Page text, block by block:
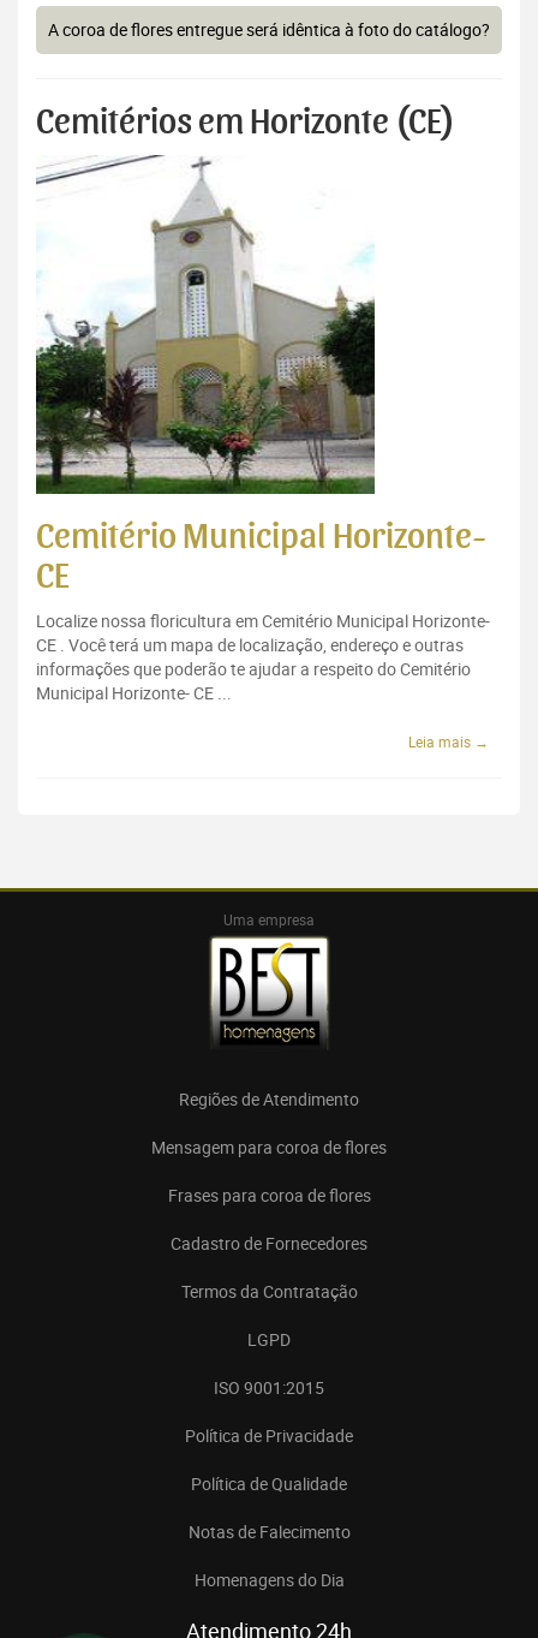
A coroa de flores entregue será idêntica à foto do catálogo?
Cemitérios em Horizonte (CE)
Cemitério Municipal Horizonte-
CE
Localize nossa floricultura em Cemitério Municipal Horizonte-
CE . Você terá um mapa de localização, endereço e outras
informações que poderão te ajudar a respeito do Cemitério
Municipal Horizonte- CE ...
Leia mais →
Uma empresa
Regiões de Atendimento
Mensagem para coroa de flores
Frases para coroa de flores
Cadastro de Fornecedores
Termos da Contratação
LGPD
ISO 9001:2015
Política de Privacidade
Política de Qualidade
Notas de Falecimento
Homenagens do Dia
Atendimento 24h